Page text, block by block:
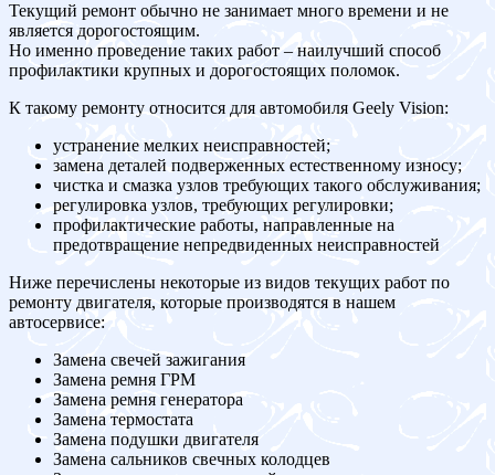
Текущий ремонт обычно не занимает много времени и не
является дорогостоящим.
Но именно проведение таких работ – наилучший способ
профилактики крупных и дорогостоящих поломок.
К такому ремонту относится для автомобиля Geely Vision:
устранение мелких неисправностей;
замена деталей подверженных естественному износу;
чистка и смазка узлов требующих такого обслуживания;
регулировка узлов, требующих регулировки;
профилактические работы, направленные на
предотвращение непредвиденных неисправностей
Ниже перечислены некоторые из видов текущих работ по
ремонту двигателя, которые производятся в нашем
автосервисе:
Замена свечей зажигания
Замена ремня ГРМ
Замена ремня генератора
Замена термостата
Замена подушки двигателя
Замена сальников свечных колодцев